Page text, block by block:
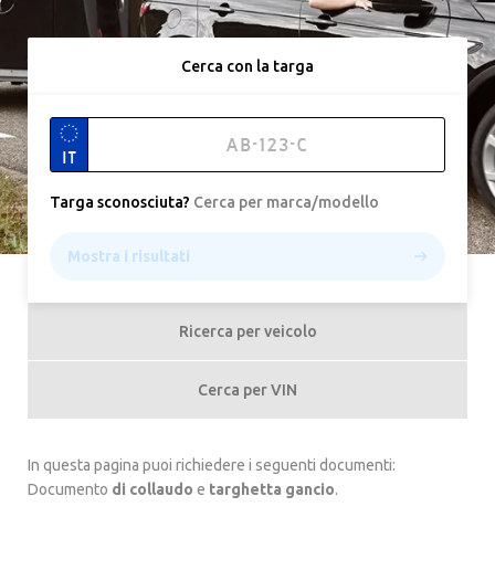
Cerca con la targa
IT
Targa sconosciuta? Cerca per marca/modello
Mostra i risultati
Ricerca per veicolo
Cerca per VIN
In questa pagina puoi richiedere i seguenti documenti:
Documento di collaudo e targhetta gancio.